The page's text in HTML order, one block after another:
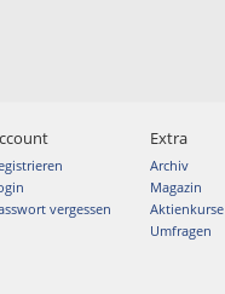
vergessen
Extra
Archiv
Magazin
Aktienkurse
Umfragen